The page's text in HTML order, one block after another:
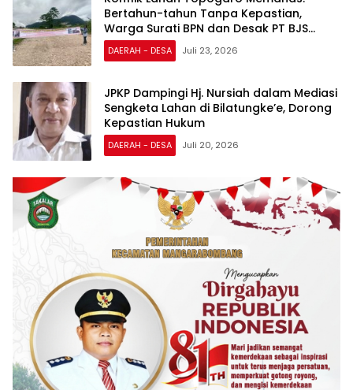
Bertahun-tahun Tanpa Kepastian,
Warga Surati BPN dan Desak PT BJS
Selesaikan Ganti Rugi 13,2 Ha
DAERAH - DESA Juli 23, 2026
JPKP Dampingi Hj. Nursiah dalam Mediasi
Sengketa Lahan di Bilatungke’e, Dorong
Kepastian Hukum
DAERAH - DESA Juli 20, 2026